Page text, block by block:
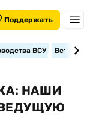
Поддержать
ВСУ
НАШИ